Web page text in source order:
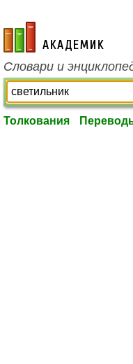
academic.ru
Словари и
Толкования